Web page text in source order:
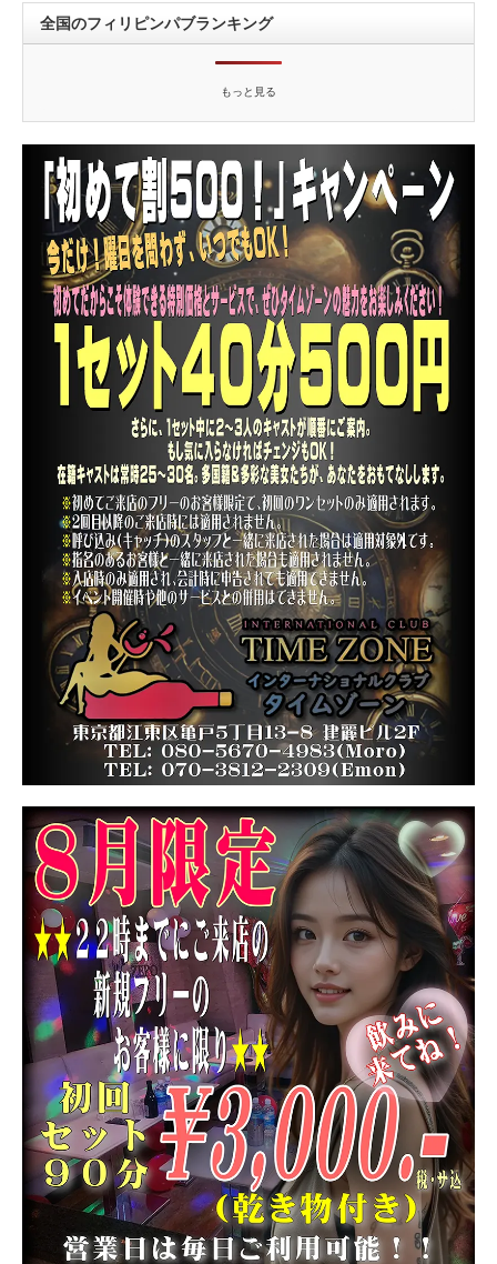
全国のフィリピンパブランキング
もっと見る